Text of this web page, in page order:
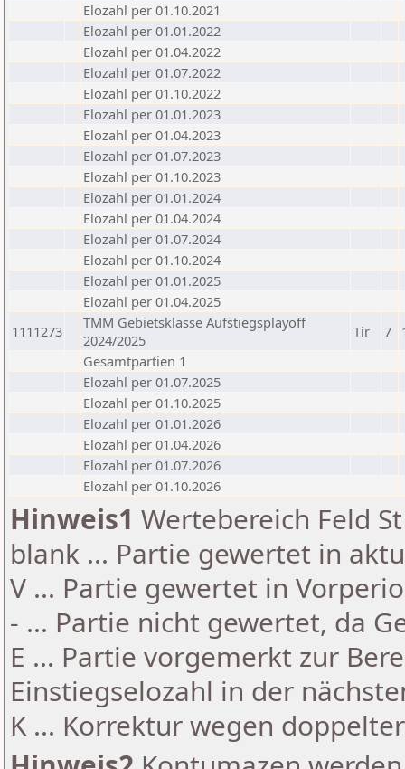
Elozahl per 01.10.2021
Elozahl per 01.01.2022
Elozahl per 01.04.2022
Elozahl per 01.07.2022
Elozahl per 01.10.2022
Elozahl per 01.01.2023
Elozahl per 01.04.2023
Elozahl per 01.07.2023
Elozahl per 01.10.2023
Elozahl per 01.01.2024
Elozahl per 01.04.2024
Elozahl per 01.07.2024
Elozahl per 01.10.2024
Elozahl per 01.01.2025
Elozahl per 01.04.2025
1111273
TMM Gebietsklasse Aufstiegsplayoff
2024/2025
Tir 7
Gesamtpartien 1
Elozahl per 01.07.2025
Elozahl per 01.10.2025
Elozahl per 01.01.2026
Elozahl per 01.04.2026
Elozahl per 01.07.2026
Elozahl per 01.10.2026
Hinweis1 Wertebereich Feld
blank ... Partie gewertet in
V ... Partie gewertet in
- ... Partie nicht gewertet, da
E ... Partie vorgemerkt zur
Einstiegselozahl in der
K ... Korrektur wegen